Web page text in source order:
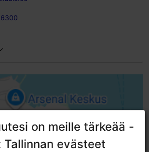
on meille tärkeää -
Tallinnan evästeet
on meille tärkeää -
Tallinnan evästeet